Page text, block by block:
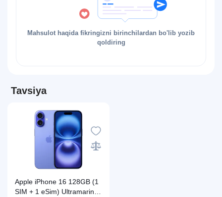
Mahsulot haqida fikringizni birinchilardan bo'lib yozib
qoldiring
Tavsiya
Apple iPhone 16 128GB (1
SIM + 1 eSim) Ultramarine